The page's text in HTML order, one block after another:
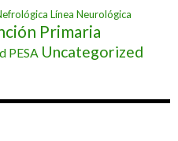
Línea Neurológica
Primaria
PESA Uncategorized